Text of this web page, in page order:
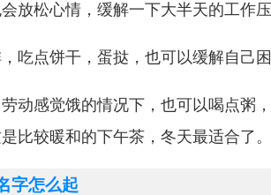
放松心情，缓解一下大半天的工作
吃点饼干，蛋挞，也可以缓解自己
动感觉饿的情况下，也可以喝点粥
比较暖和的下午茶，冬天最适合了。
字怎么起